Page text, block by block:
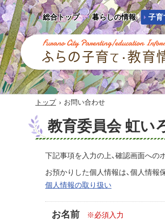
総合トップ 暮らしの情報 子育
ふらの子育て・教育情報 - Furano
Parenting/Education Information
トップ › お問い合わせ
教育委員会 虹い
下記事項を入力の上、確認画面への
お預かりした個人情報は、個人情報
個人情報の取り扱い
お名前 ※必須入力